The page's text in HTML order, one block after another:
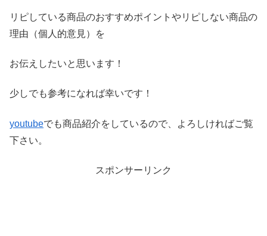
リピしている商品のおすすめポイントやリピしない商品の
理由（個人的意見）を
お伝えしたいと思います！
少しでも参考になれば幸いです！
youtubeでも商品紹介をしているので、よろしければご覧
下さい。
スポンサーリンク